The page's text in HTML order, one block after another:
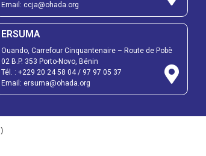
Email: ccja@ohada.org
ERSUMA
Ouando, Carrefour Cinquantenaire – Route de Pobè
02 B.P. 353 Porto-Novo, Bénin
Tél. : +229 20 24 58 04/ 97 97 05 37
Email: ersuma@ohada.org
)